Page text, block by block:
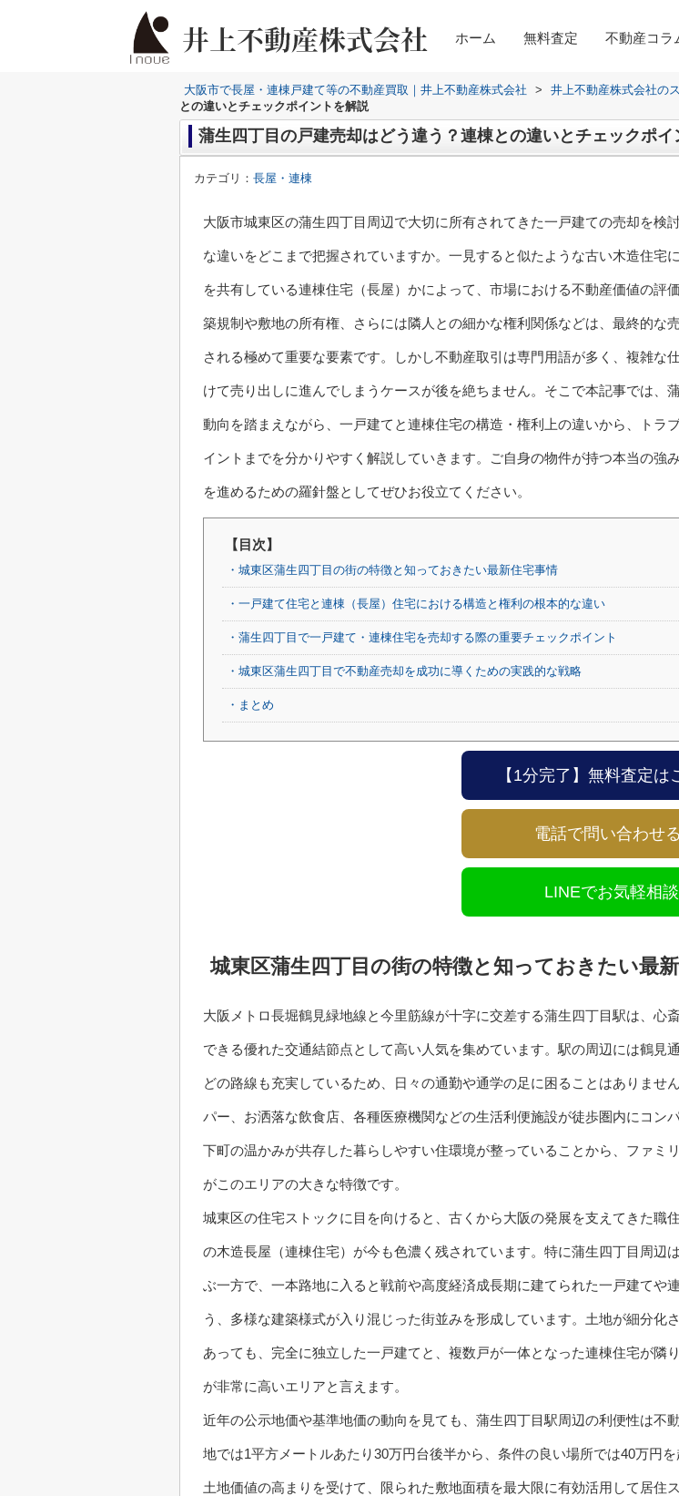
ホーム 無料査定 不動産コラ
大阪市で長屋・連棟戸建て等の不動産買取｜井上不動産株式会社 > 井上不動産株式会社の
との違いとチェックポイントを解説
蒲生四丁目の戸建売却はどう違う？連棟との違いとチェックポイ
カテゴリ： 長屋・連棟
大阪市城東区の蒲生四丁目周辺で大切に所有されてきた一戸建ての売却を検
な違いをどこまで把握されていますか。一見すると似たような古い木造住宅
を共有している連棟住宅（長屋）かによって、市場における不動産価値の評
築規制や敷地の所有権、さらには隣人との細かな権利関係などは、最終的な
される極めて重要な要素です。しかし不動産取引は専門用語が多く、複雑な
けて売り出しに進んでしまうケースが後を絶ちません。そこで本記事では、
動向を踏まえながら、一戸建てと連棟住宅の構造・権利上の違いから、トラ
イントまでを分かりやすく解説していきます。ご自身の物件が持つ本当の強
を進めるための羅針盤としてぜひお役立てください。
【目次】
・城東区蒲生四丁目の街の特徴と知っておきたい最新住宅事情
・一戸建て住宅と連棟（長屋）住宅における構造と権利の根本的な違い
・蒲生四丁目で一戸建て・連棟住宅を売却する際の重要チェックポイント
・城東区蒲生四丁目で不動産売却を成功に導くための実践的な戦略
・まとめ
【1分完了】無料査定は
電話で問い合わせる
LINEでお気軽相談
城東区蒲生四丁目の街の特徴と知っておきたい最
大阪メトロ長堀鶴見緑地線と今里筋線が十字に交差する蒲生四丁目駅は、心
できる優れた交通結節点として高い人気を集めています。駅の周辺には鶴見
どの路線も充実しているため、日々の通勤や通学の足に困ることはありませ
パー、お洒落な飲食店、各種医療機関などの生活利便施設が徒歩圏内にコン
下町の温かみが共存した暮らしやすい住環境が整っていることから、ファミ
がこのエリアの大きな特徴です。
城東区の住宅ストックに目を向けると、古くから大阪の発展を支えてきた職
の木造長屋（連棟住宅）が今も色濃く残されています。特に蒲生四丁目周辺
ぶ一方で、一本路地に入ると戦前や高度経済成長期に建てられた一戸建てや
う、多様な建築様式が入り混じった街並みを形成しています。土地が細分化
あっても、完全に独立した一戸建てと、複数戸が一体となった連棟住宅が隣
が非常に高いエリアと言えます。
近年の公示地価や基準地価の動向を見ても、蒲生四丁目駅周辺の利便性は不
地では1平方メートルあたり30万円台後半から、条件の良い場所では40万円
土地価値の高まりを受けて、限られた敷地面積を最大限に有効活用して居住